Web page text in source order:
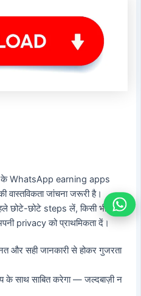
के WhatsApp earning apps
जांचना जरूरी है।
छोटे-छोटे steps लें, किसी भी तरह
privacy को प्राथमिकता दें।
और सही जानकारी से होकर गुजरता
साथ साबित करेगा — जल्दबाज़ी न